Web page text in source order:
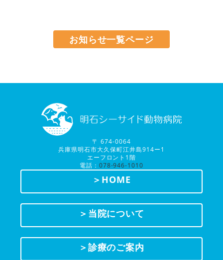
お知らせ一覧ページ
〒 674-0064
兵庫県明石市大久保町江井島914ー1
エーフロント1階
電話： 078-946-1010
＞HOME
＞当院について
＞診療のご案内